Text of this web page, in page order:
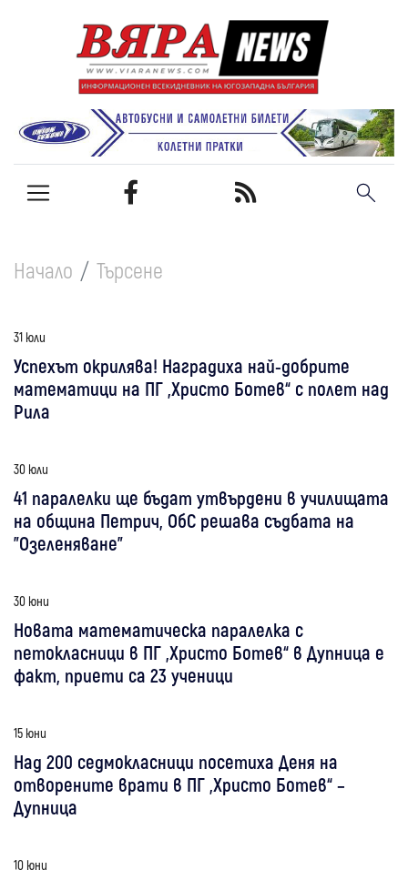
Начало Търсене
31 юли
Успехът окрилява! Наградиха най-добрите
математици на ПГ „Христо Ботев“ с полет над
Рила
30 юли
41 паралелки ще бъдат утвърдени в училищата
на община Петрич, ОбС решава съдбата на
"Озеленяване"
30 юни
Новата математическа паралелка с
петокласници в ПГ „Христо Ботев“ в Дупница е
факт, приети са 23 ученици
15 юни
Над 200 седмокласници посетиха Деня на
отворените врати в ПГ „Христо Ботев“ –
Дупница
10 юни